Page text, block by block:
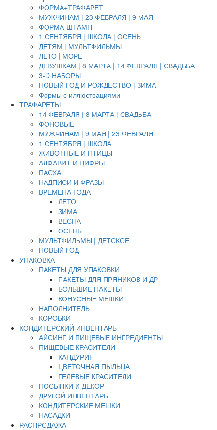
ФОРМА+ТРАФАРЕТ
МУЖЧИНАМ | 23 ФЕВРАЛЯ | 9 МАЯ
ФОРМА-ШТАМП
1 СЕНТЯБРЯ | ШКОЛА | ОСЕНЬ
ДЕТЯМ | МУЛЬТФИЛЬМЫ
ЛЕТО | МОРЕ
ДЕВУШКАМ | 8 МАРТА | 14 ФЕВРАЛЯ | СВАДЬБА
3-D НАБОРЫ
НОВЫЙ ГОД И РОЖДЕСТВО | ЗИМА
Формы с иллюстрациями
ТРАФАРЕТЫ
14 ФЕВРАЛЯ | 8 МАРТА | СВАДЬБА
ФОНОВЫЕ
МУЖЧИНАМ | 9 МАЯ | 23 ФЕВРАЛЯ
1 СЕНТЯБРЯ | ШКОЛА
ЖИВОТНЫЕ И ПТИЦЫ
АЛФАВИТ И ЦИФРЫ
ПАСХА
НАДПИСИ И ФРАЗЫ
ВРЕМЕНА ГОДА
ЛЕТО
ЗИМА
ВЕСНА
ОСЕНЬ
МУЛЬТФИЛЬМЫ | ДЕТСКОЕ
НОВЫЙ ГОД
УПАКОВКА
ПАКЕТЫ ДЛЯ УПАКОВКИ
ПАКЕТЫ ДЛЯ ПРЯНИКОВ И ДР
БОЛЬШИЕ ПАКЕТЫ
КОНУСНЫЕ МЕШКИ
НАПОЛНИТЕЛЬ
КОРОБКИ
КОНДИТЕРСКИЙ ИНВЕНТАРЬ
АЙСИНГ И ПИЩЕВЫЕ ИНГРЕДИЕНТЫ
ПИЩЕВЫЕ КРАСИТЕЛИ
КАНДУРИН
ЦВЕТОЧНАЯ ПЫЛЬЦА
ГЕЛЕВЫЕ КРАСИТЕЛИ
ПОСЫПКИ И ДЕКОР
ДРУГОЙ ИНВЕНТАРЬ
КОНДИТЕРСКИЕ МЕШКИ
НАСАДКИ
РАСПРОДАЖА